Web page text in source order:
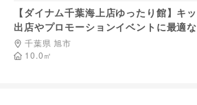
【ダイナム千葉海上店ゆったり館】キ
出店やプロモーションイベントに最適
ズメント施設のイベントスペース（①
側入り口駐車場_大型キッチンカー駐車
千葉県 旭市
10.0㎡